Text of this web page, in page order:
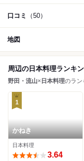
口コミ （50）
地図
周辺の日本料理ランキ
野田・流山× 日本料理のラン
1
かねき
日本料理
3.64